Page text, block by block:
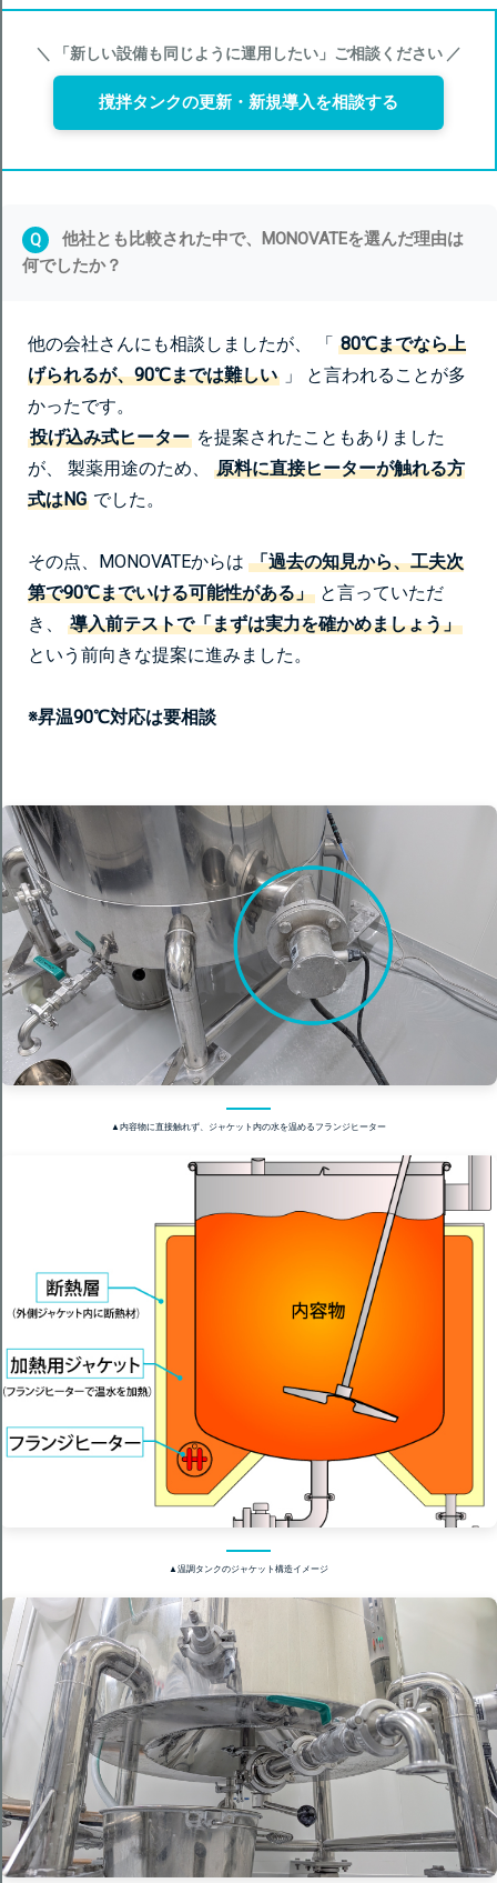
＼ 「新しい設備も同じように運用したい」ご相談ください ／
撹拌タンクの更新・新規導入を相談する
Q
他社とも比較された中で、MONOVATEを選んだ理由は
何でしたか？
他の会社さんにも相談しましたが、 「 80℃までなら上
げられるが、90℃までは難しい 」 と言われることが多
かったです。
投げ込み式ヒーター を提案されたこともありました
が、 製薬用途のため、
原料に直接ヒーターが触れる方
式はNG でした。
その点、MONOVATEからは 「過去の知見から、工夫次
第で90℃までいける可能性がある」 と言っていただ
き、
導入前テストで「まずは実力を確かめましょう」
という前向きな提案に進みました。
※昇温90℃対応は要相談
▲内容物に直接触れず、ジャケット内の水を温めるフランジヒーター
▲温調タンクのジャケット構造イメージ